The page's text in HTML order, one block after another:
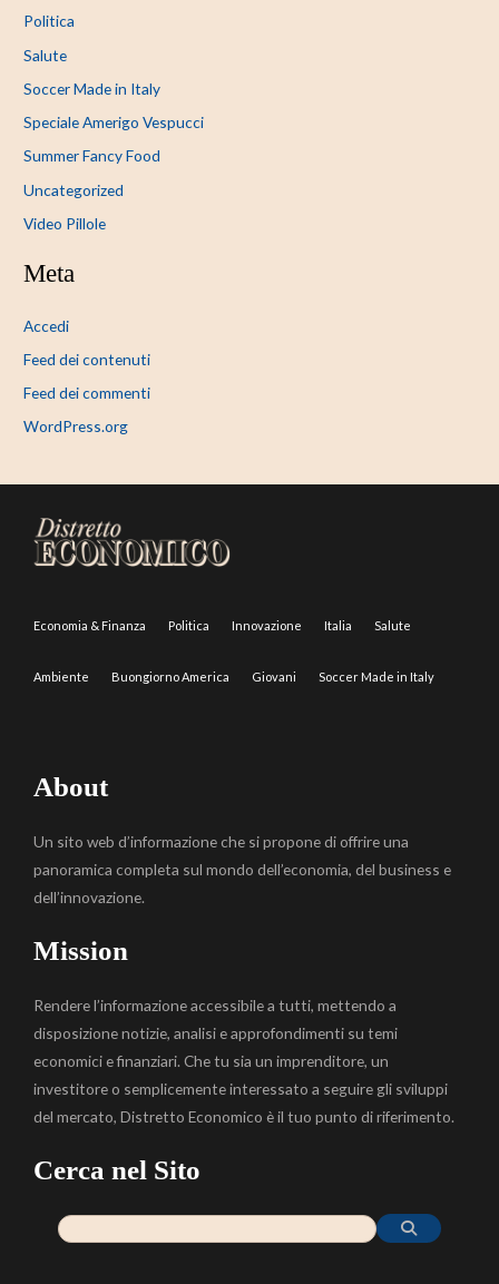
Politica
Salute
Soccer Made in Italy
Speciale Amerigo Vespucci
Summer Fancy Food
Uncategorized
Video Pillole
Meta
Accedi
Feed dei contenuti
Feed dei commenti
WordPress.org
Economia & Finanza Politica Innovazione Italia Salute
Ambiente Buongiorno America Giovani Soccer Made in Italy
About
Un sito web d’informazione che si propone di offrire una
panoramica completa sul mondo dell’economia, del business e
dell’innovazione.
Mission
Rendere l’informazione accessibile a tutti, mettendo a
disposizione notizie, analisi e approfondimenti su temi
economici e finanziari. Che tu sia un imprenditore, un
investitore o semplicemente interessato a seguire gli sviluppi
del mercato, Distretto Economico è il tuo punto di riferimento.
Cerca nel Sito